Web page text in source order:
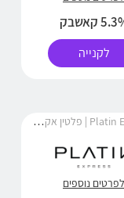
קאשבק
לקנייה
Platin Express | פלטין אקספרס
לפרטים נוספים